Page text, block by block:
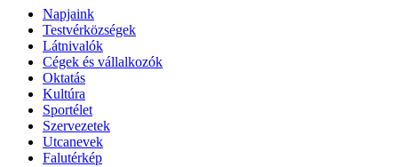
Napjaink
Testvérközségek
Látnivalók
Cégek és vállalkozók
Oktatás
Kultúra
Sportélet
Szervezetek
Utcanevek
Falutérkép